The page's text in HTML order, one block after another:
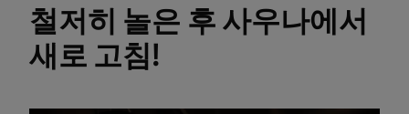
철저히 놀은 후 사우나에서
새로 고침!